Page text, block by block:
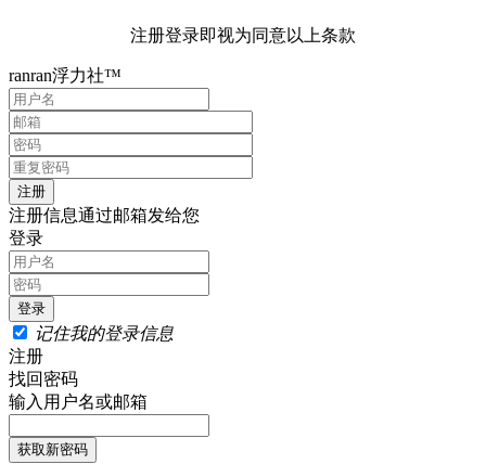
注册登录即视为同意以上条款
ranran浮力社™
注册信息通过邮箱发给您
登录
记住我的登录信息
注册
找回密码
输入用户名或邮箱